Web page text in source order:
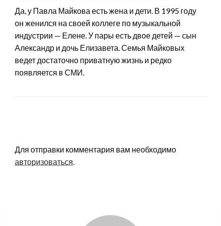
Да, у Павла Майкова есть жена и дети. В 1995 году
он женился на своей коллеге по музыкальной
индустрии — Елене. У пары есть двое детей — сын
Александр и дочь Елизавета. Семья Майковых
ведет достаточно приватную жизнь и редко
появляется в СМИ.
Для отправки комментария вам необходимо
авторизоваться.